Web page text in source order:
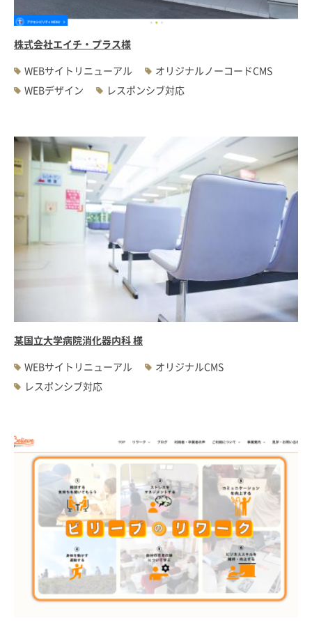
株式会社エイチ・プラス様
WEBサイトリニューアル
オリジナルノーコードCMS
WEBデザイン
レスポンシブ対応
某国立大学病院消化器内科 様
WEBサイトリニューアル
オリジナルCMS
レスポンシブ対応